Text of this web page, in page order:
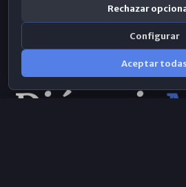
Rechazar
Configurar
Aceptar